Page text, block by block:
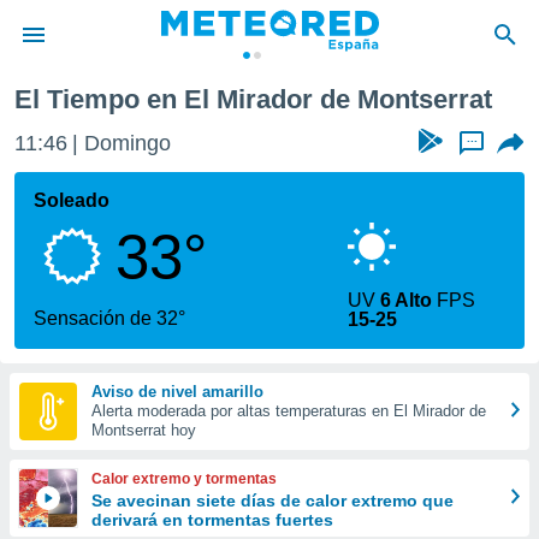
de
por
que se
calidad.
a este
las
y
forma
digital
basada
El Tiempo en El Mirador de Montserrat
11:46 Domingo ...
Soleado
33°
Sensación de 32°
UV6 Alto FPS
15-25
Aviso de nivel amarillo
Alerta moderada por altas temperaturas en El Mirador de
Montserrat hoy
Calor extremo y tormentas
Se avecinan siete días de calor extremo que
derivará en tormentas fuertes